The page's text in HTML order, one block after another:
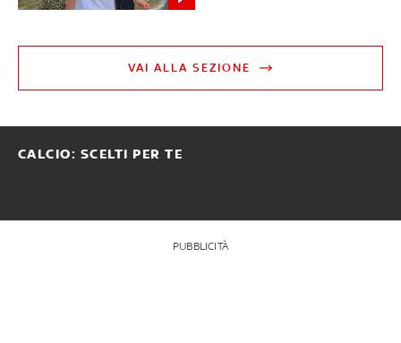
VAI ALLA SEZIONE
CALCIO: SCELTI PER TE
PUBBLICITÀ